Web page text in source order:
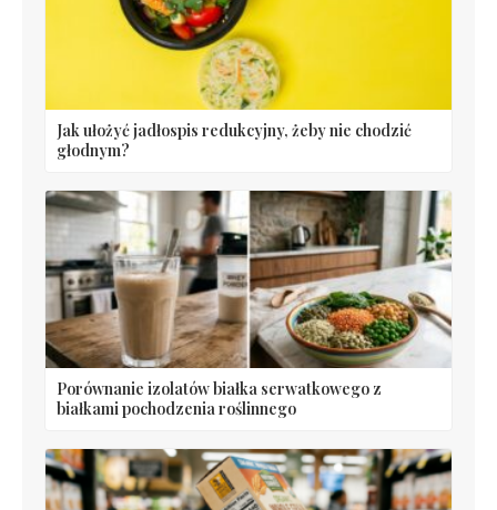
Jak ułożyć jadłospis redukcyjny, żeby nie chodzić
głodnym?
Porównanie izolatów białka serwatkowego z
białkami pochodzenia roślinnego